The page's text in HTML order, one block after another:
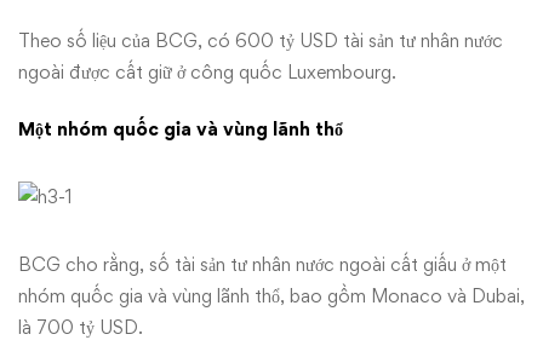
Theo số liệu của BCG, có 600 tỷ USD tài sản tư nhân nước
ngoài được cất giữ ở công quốc Luxembourg.
Một nhóm quốc gia và vùng lãnh thổ
BCG cho rằng, số tài sản tư nhân nước ngoài cất giấu ở một
nhóm quốc gia và vùng lãnh thổ, bao gồm Monaco và Dubai,
là 700 tỷ USD.